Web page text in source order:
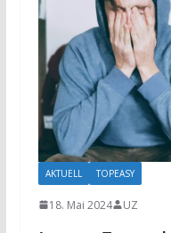
AKTUELL TOPEASY
18. Mai 2024 UZ